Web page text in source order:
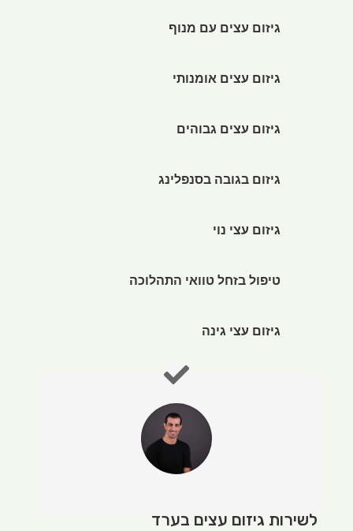
גיזום עצים עם מנוף
גיזום עצים אומנותי
גיזום עצים גבוהים
גיזום בגובה בסנפלינג
גיזום עצי נוי
טיפול בזחל טוואי התהלוכה
גיזום עצי גינה
לשירות גיזום עצים בערד